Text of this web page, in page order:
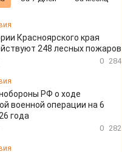
Красноярского края
248 лесных пожаров
0 284
РФ о ходе
военной операции на 6
года
0 282